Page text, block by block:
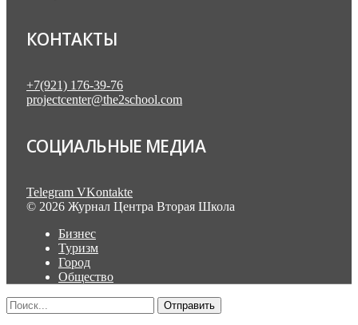
КОНТАКТЫ
+7(921) 176-39-76
projectcenter@the2school.com
СОЦИАЛЬНЫЕ МЕДИА
Telegram VKontakte
© 2026 Журнал Центра Вторая Школа
Бизнес
Туризм
Город
Общество
Отправить